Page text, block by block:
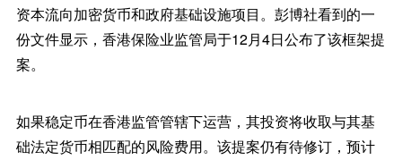
资本流向加密货币和政府基础设施项目。彭博社看到的一
份文件显示，香港保险业监管局于12月4日公布了该框架提
案。
如果稳定币在香港监管管辖下运营，其投资将收取与其基
础法定货币相匹配的风险费用。该提案仍有待修订，预计